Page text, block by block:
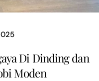
Di Dinding dan
Moden